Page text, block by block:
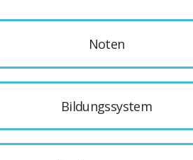
Noten
Bildungssystem